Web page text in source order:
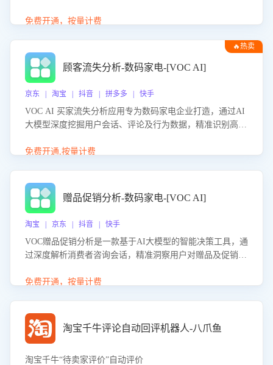
商品信息，进行多维度交叉对比，并分析消费者的比价行
企业优化营销话术、突出产品与服务优势，有效提升咨询转
化率，避免陷入单纯价格竞争，实现精准扬长避短。
免费开通，按量计费
🔥热卖
顾客流失分析-数码家电-[VOC AI]
京东 | 淘宝 | 抖音 | 拼多多 | 快手
VOC AI 买家流失分析应用专为数码家电企业打造，通过AI
大模型深度挖掘用户会话、评论及行为数据，精准识别高流
应延迟、竞品价格冲击等。系统自动输出可落地的挽回策
免费开通,按量计费
赠品促销分析-数码家电-[VOC AI]
淘宝 | 京东 | 抖音 | 快手
VOC赠品促销分析是一款基于AI大模型的智能决策工具，通
过深度解析消费者咨询会话，精准洞察用户对赠品及促销政
销诉求，帮助企业制定个性化赠品组合策略，优化资源投放
免费开通，按量计费
淘宝千牛评论自动回评机器人-八爪鱼
淘宝千牛“待卖家评价”自动评价